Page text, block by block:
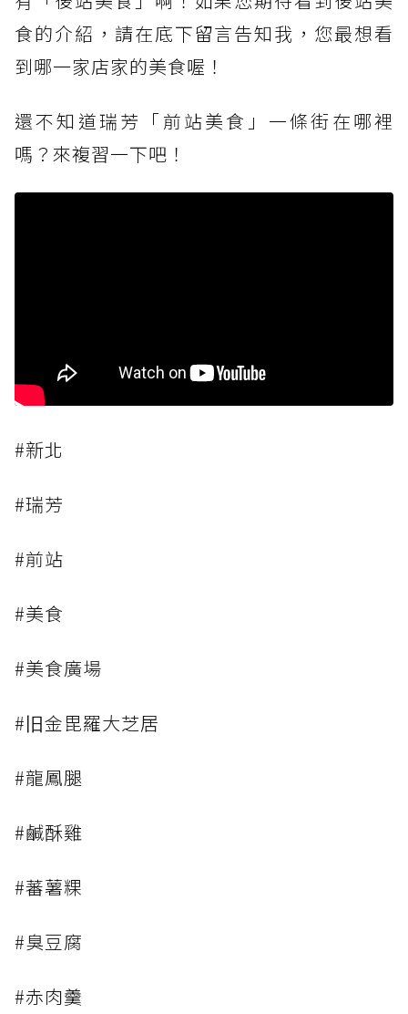
食的介紹，請在底下留言告知我，您最想看
到哪一家店家的美食喔！
還不知道瑞芳「前站美食」一條街在哪裡
嗎？來複習一下吧！
#新北
#瑞芳
#前站
#美食
#美食廣場
#旧金毘羅大芝居
#龍鳳腿
#鹹酥雞
#蕃薯粿
#臭豆腐
#赤肉羹